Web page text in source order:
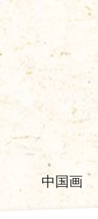
中国画